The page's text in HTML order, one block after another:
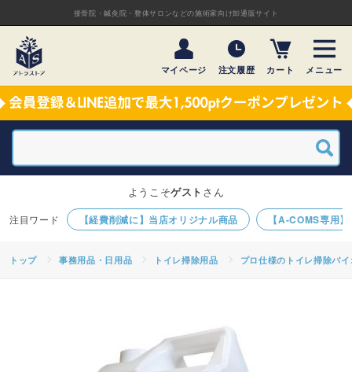
接骨院・鍼灸院・整体サロンなどの施術家向け卸通販サイト
マイページ 注文履歴 カート メニュー
【経費削減に】当店オリジナル商品 【A-COMS専用
ようこそゲスト さん
トップ 事務用品・日用品 トイレ掃除用品 プロ仕様のトイレ掃除バ